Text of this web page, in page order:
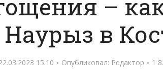
–
Наурыз в
15:10 Опубликовал: Редактор 1